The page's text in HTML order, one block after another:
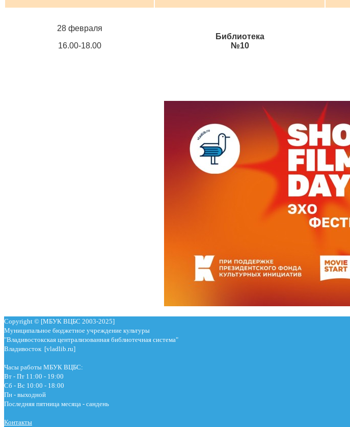
28 февраля
16.00-18.00
Библиотека
№10
Copyright © [МБУК ВЦБС 2003-2025]
Муниципальное бюджетное учреждение культуры
"Владивостокская централизованная библиотечная система"
Владивосток [vladlib.ru]
Часы работы МБУК ВЦБС:
Вт - Пт 11:00 - 19:00
Сб - Вс 10:00 - 18:00
Пн - выходной
Последняя пятница месяца - сандень
Контакты